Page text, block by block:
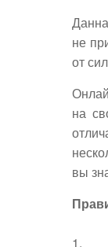
не
от
на
вы